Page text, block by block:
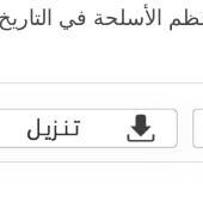
الأسلحة في